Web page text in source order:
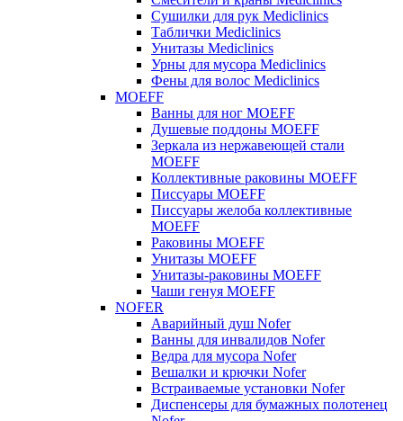
Сушилки для рук Mediclinics
Таблички Mediclinics
Унитазы Mediclinics
Урны для мусора Mediclinics
Фены для волос Mediclinics
MOEFF
Ванны для ног MOEFF
Душевые поддоны MOEFF
Зеркала из нержавеющей стали
MOEFF
Коллективные раковины MOEFF
Писсуары MOEFF
Писсуары желоба коллективные
MOEFF
Раковины MOEFF
Унитазы MOEFF
Унитазы-раковины MOEFF
Чаши генуя MOEFF
NOFER
Аварийный душ Nofer
Ванны для инвалидов Nofer
Ведра для мусора Nofer
Вешалки и крючки Nofer
Встраиваемые установки Nofer
Диспенсеры для бумажных полотенец